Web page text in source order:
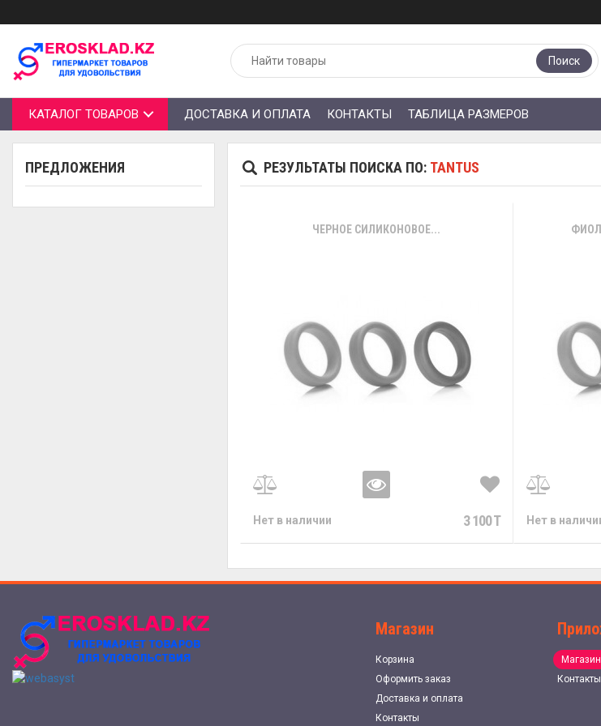
Поиск
КАТАЛОГ ТОВАРОВ ДОСТАВКА И ОПЛАТА КОНТАКТЫ ТАБЛИЦА РАЗМЕРОВ
ПРЕДЛОЖЕНИЯ РЕЗУЛЬТАТЫ ПОИСКА ПО: TANTUS
ЧЕРНОЕ СИЛИКОНОВОЕ...
Нет в наличии 3 100 T Нет в
Магазин
Корзина
Оформить заказ
Доставка и оплата
Контакты
Магазин
Контакты